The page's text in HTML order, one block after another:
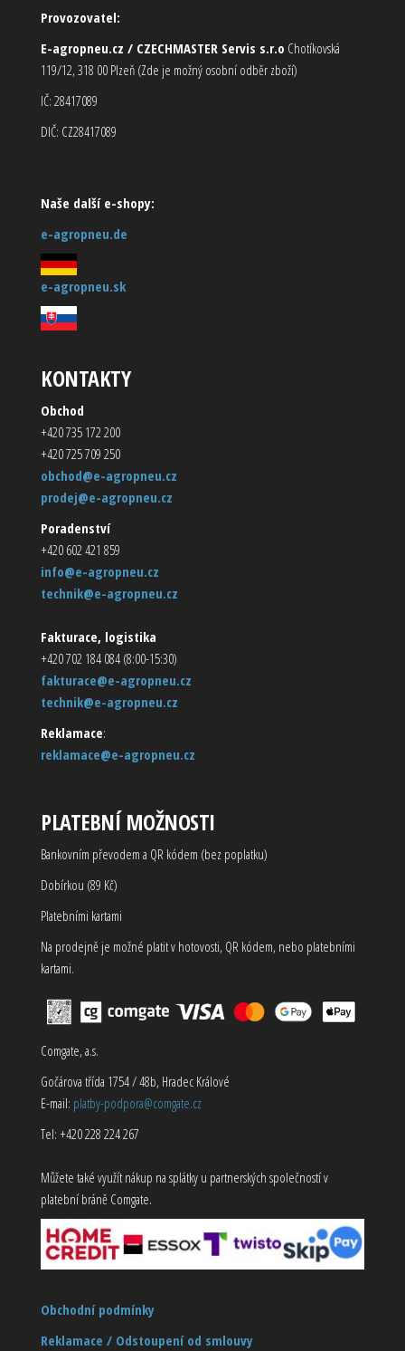
Provozovatel:
E-agropneu.cz / CZECHMASTER Servis s.r.o Chotíkovská
119/12, 318 00 Plzeň (Zde je možný osobní odběr zboží)
IČ: 28417089
DIČ: CZ28417089
Naše další e-shopy:
e-agropneu.de
e-agropneu.sk
KONTAKTY
Obchod
+420 735 172 200
+420 725 709 250
obchod@e-agropneu.cz
prodej@e-agropneu.cz
Poradenství
+420 602 421 859
info@e-agropneu.cz
technik@e-agropneu.cz
Fakturace, logistika
+420 702 184 084 (8:00-15:30)
fakturace@e-agropneu.cz
technik@e-agropneu.cz
Reklamace:
reklamace@e-agropneu.cz
PLATEBNÍ MOŽNOSTI
Bankovním převodem a QR kódem (bez poplatku)
Dobírkou (89 Kč)
Platebními kartami
Na prodejně je možné platit v hotovosti, QR kódem, nebo platebními
kartami.
Comgate, a.s.
Gočárova třída 1754 / 48b, Hradec Králové
E-mail: platby-podpora@comgate.cz
Tel: +420 228 224 267
Můžete také využít nákup na splátky u partnerských společností v
platební bráně Comgate.
Obchodní podmínky
Reklamace / Odstoupení od smlouvy